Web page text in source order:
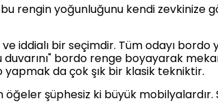
rengin yoğunluğunu kendi zevkinize
iddialı bir seçimdir. Tüm odayı
duvarını" bordo renge boyayarak
yapmak da çok şık bir klasik tekniktir.
şüphesiz ki büyük mobilyalardır.